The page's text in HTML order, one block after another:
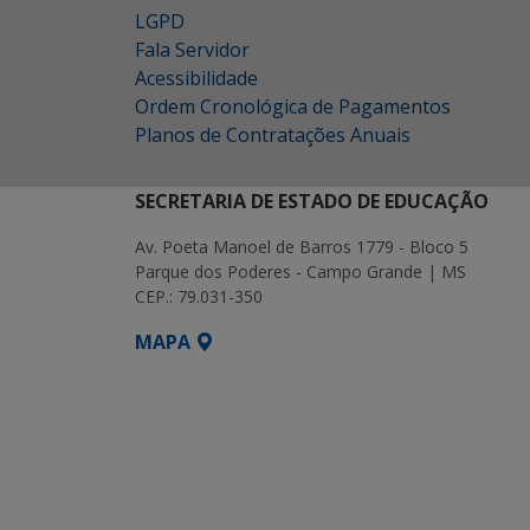
LGPD
Fala Servidor
Acessibilidade
Ordem Cronológica de Pagamentos
Planos de Contratações Anuais
SECRETARIA DE ESTADO DE EDUCAÇÃO
Av. Poeta Manoel de Barros 1779 - Bloco 5
Parque dos Poderes - Campo Grande | MS
CEP.: 79.031-350
MAPA